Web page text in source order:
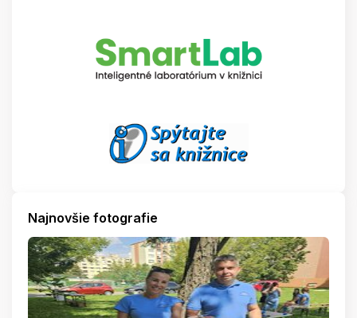
Najnovšie fotografie